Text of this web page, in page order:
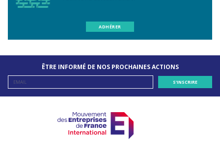
ADHÉRER
ÊTRE INFORMÉ DE NOS PROCHAINES ACTIONS